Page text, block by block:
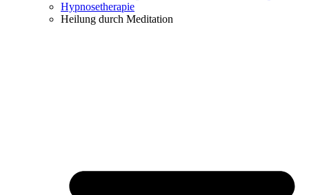
Hypnosetherapie
Heilung durch Meditation